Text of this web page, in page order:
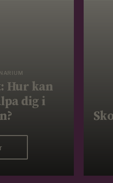
Hur kan
dig i